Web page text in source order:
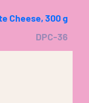
Cheese, 300 g
DPC-36